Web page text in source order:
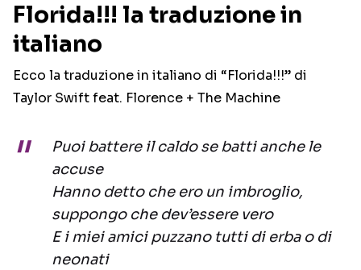
Florida!!! la traduzione in
italiano
Ecco la traduzione in italiano di “Florida!!!” di
Taylor Swift feat. Florence + The Machine
Puoi battere il caldo se batti anche le
accuse
Hanno detto che ero un imbroglio,
suppongo che dev’essere vero
E i miei amici puzzano tutti di erba o di
neonati